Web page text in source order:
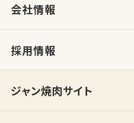
会社情報
採用情報
ジャン焼肉サイト